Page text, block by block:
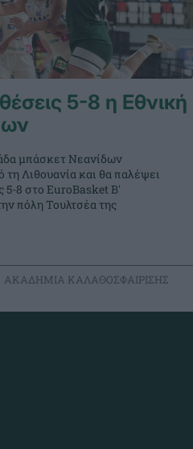
θέσεις 5-8 η Εθνική
μπάσκετ Νεανίδων
τη Λιθουανία και θα παλέψει
5-8 στο EuroBasket Β'
πόλη Τουλτσέα της
ΑΚΑΔΗΜΙΑ ΚΑΛΑΘΟΣΦΑΙΡΙΣΗΣ